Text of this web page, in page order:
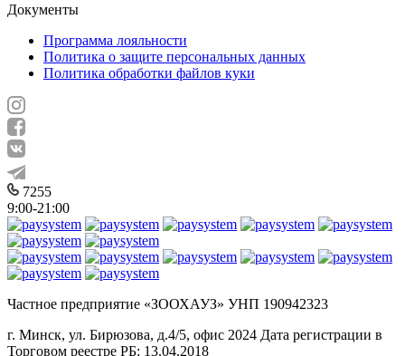
Документы
Программа лояльности
Политика о защите персональных данных
Политика обработки файлов куки
7255
9:00-21:00
Частное предприятие «ЗООХАУЗ» УНП 190942323
г. Минск, ул. Бирюзова, д.4/5, офис 2024 Дата регистрации в
Торговом реестре РБ: 13.04.2018